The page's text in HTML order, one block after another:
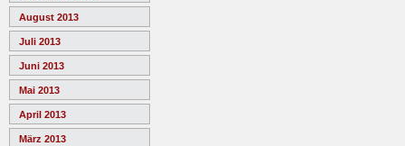
August 2013
Juli 2013
Juni 2013
Mai 2013
April 2013
März 2013